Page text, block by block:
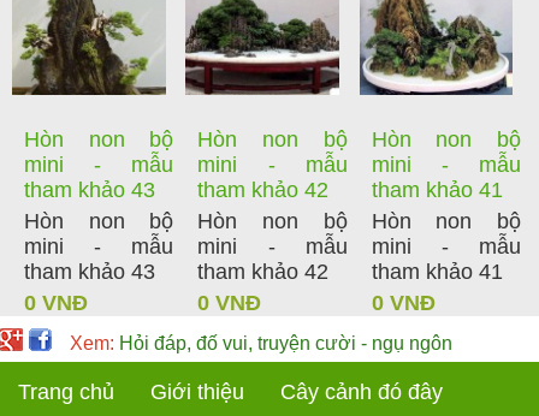
Hòn non bộ
mini - mẫu
tham khảo 43
Hòn non bộ
mini - mẫu
tham khảo 43
0 VNĐ
Hòn non bộ
mini - mẫu
tham khảo 42
Hòn non bộ
mini - mẫu
tham khảo 42
0 VNĐ
Hòn non bộ
mini - mẫu
tham khảo 41
Hòn non bộ
mini - mẫu
tham khảo 41
0 VNĐ
Xem: Hỏi đáp, đố vui, truyện cười - ngụ ngôn
Trang chủ Giới thiệu Cây cảnh đó đây